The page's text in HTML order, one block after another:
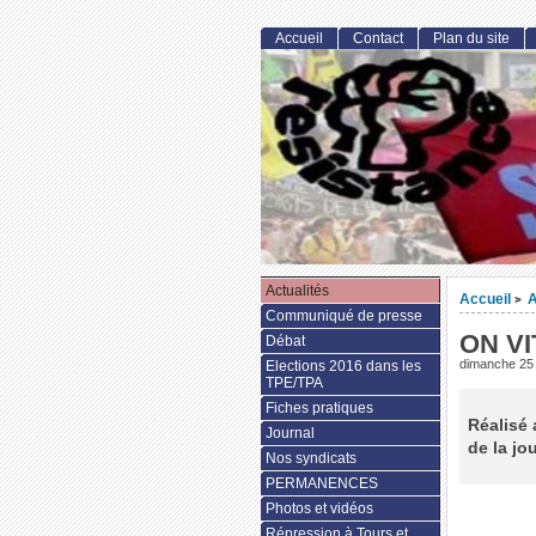
Accueil >
ON
dimanche
Réalisé
de la
Accueil Contact Plan du site
Actualités
Communiqué de presse
Débat
Elections 2016 dans les
TPE/TPA
Fiches pratiques
Journal
Nos syndicats
PERMANENCES
Photos et vidéos